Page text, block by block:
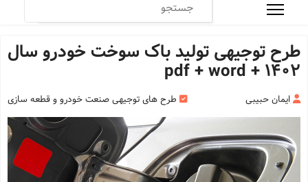
طرح توجیهی تولید باک سوخت خودرو سال
1402 + pdf + word
ایمان حبیبی طرح های توجیهی صنعت خودرو و قطعه سازی